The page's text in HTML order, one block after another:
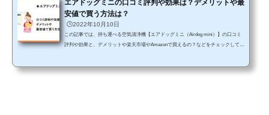
エアドッグミニの口コミ評判や効果は？デメリットや最
安値で買う方法は？
🕒️2022年10月10日
この記事では、持ち運べる空気清浄機【エアドッグミニ（Airdog mini）】の口コミ
評判や効果と、デメリットや楽天市場やAmazonで買えるの？などをチェックしてい